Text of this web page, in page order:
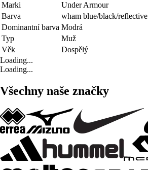
Marki
Under Armour
Barva
wham blue/black/reflective
Dominantní barva Modrá
Typ
Muž
Věk
Dospělý
Loading...
Loading...
Všechny naše značky